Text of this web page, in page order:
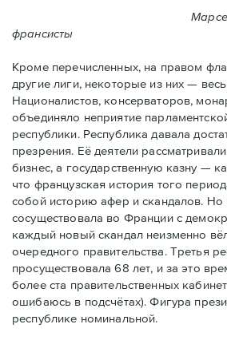
франсисты
Кроме перечисленных, на правом
другие лиги, некоторые из них —
Националистов, консерваторов,
объединяло неприятие
республики. Республика давала
презрения. Её деятели
бизнес, а государственную казну —
что французская история того
собой историю афер и скандалов.
сосуществовала во Франции с
каждый новый скандал неизменно
очередного правительства. Третья
просуществовала 68 лет, и за это
более ста правительственных
ошибаюсь в подсчётах). Фигура
республике номинальной.